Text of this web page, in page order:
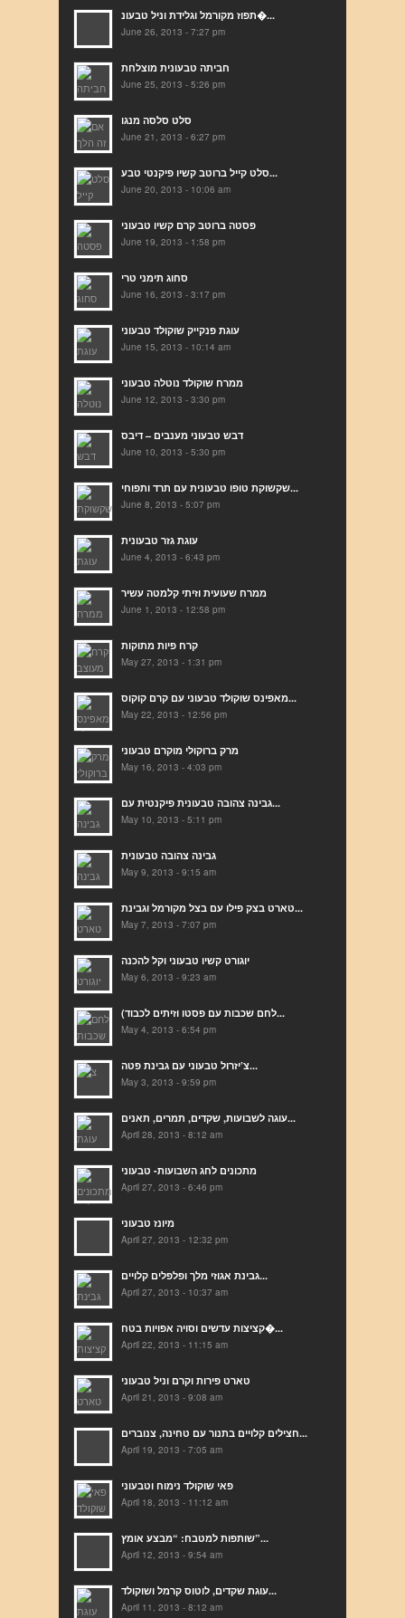
תפוז מקורמל וגלידת וניל טבעונ�...
June 26, 2013 - 7:27 pm
חביתה טבעונית מוצלחת
June 25, 2013 - 5:26 pm
סלט סלסה מנגו
June 21, 2013 - 6:27 pm
סלט קייל ברוטב קשיו פיקנטי טבע...
June 20, 2013 - 10:06 am
פסטה ברוטב קרם קשיו טבעוני
June 19, 2013 - 1:58 pm
סחוג תימני טרי
June 16, 2013 - 3:17 pm
עוגת פנקייק שוקולד טבעוני
June 15, 2013 - 10:14 am
ממרח שוקולד נוטלה טבעוני
June 12, 2013 - 3:30 pm
דבש טבעוני מענבים – דיבס
June 10, 2013 - 5:30 pm
שקשוקת טופו טבעונית עם תרד ותפוחי...
June 8, 2013 - 5:07 pm
עוגת גזר טבעונית
June 4, 2013 - 6:43 pm
ממרח שעועית וזיתי קלמטה עשיר
June 1, 2013 - 12:58 pm
קרח פיות מתוקות
May 27, 2013 - 1:31 pm
מאפינס שוקולד טבעוני עם קרם קוקוס...
May 22, 2013 - 12:56 pm
מרק ברוקולי מוקרם טבעוני
May 16, 2013 - 4:03 pm
גבינה צהובה טבעונית פיקנטית עם...
May 10, 2013 - 5:11 pm
גבינה צהובה טבעונית
May 9, 2013 - 9:15 am
טארט בצק פילו עם בצל מקורמל וגבינת...
May 7, 2013 - 7:07 pm
יוגורט קשיו טבעוני וקל להכנה
May 6, 2013 - 9:23 am
(לחם שכבות עם פסטו וזיתים לכבוד...
May 4, 2013 - 6:54 pm
צ’יזרול טבעוני עם גבינת פטה...
May 3, 2013 - 9:59 pm
עוגה לשבועות, שקדים, תמרים, תאנים...
April 28, 2013 - 8:12 am
מתכונים לחג השבועות- טבעוני
April 27, 2013 - 6:46 pm
מיונז טבעוני
April 27, 2013 - 12:32 pm
גבינת אגוזי מלך ופלפלים קלויים...
April 27, 2013 - 10:37 am
קציצות עדשים וסויה אפויות בטח�...
April 22, 2013 - 11:15 am
טארט פירות וקרם וניל טבעוני
April 21, 2013 - 9:08 am
חצילים קלויים בתנור עם טחינה, צנוברים...
April 19, 2013 - 7:05 am
פאי שוקולד נימוח וטבעוני
April 18, 2013 - 11:12 am
שותפות למטבח: “מבצע אומץ”...
April 12, 2013 - 9:54 am
עוגת שקדים, לוטוס קרמל ושוקולד...
April 11, 2013 - 8:12 am